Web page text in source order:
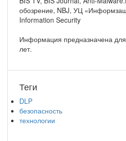
обозрение, NBJ, УЦ
Information Security
Информация предназначена
лет.
Теги
DLP
безопасность
технологии